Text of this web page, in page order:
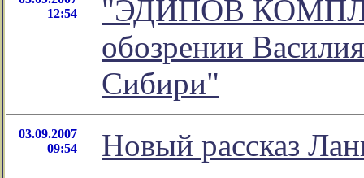
12:54
"ЭДИПОВ
обозрении
Сибири"
03.09.2007
09:54
Новый рассказ